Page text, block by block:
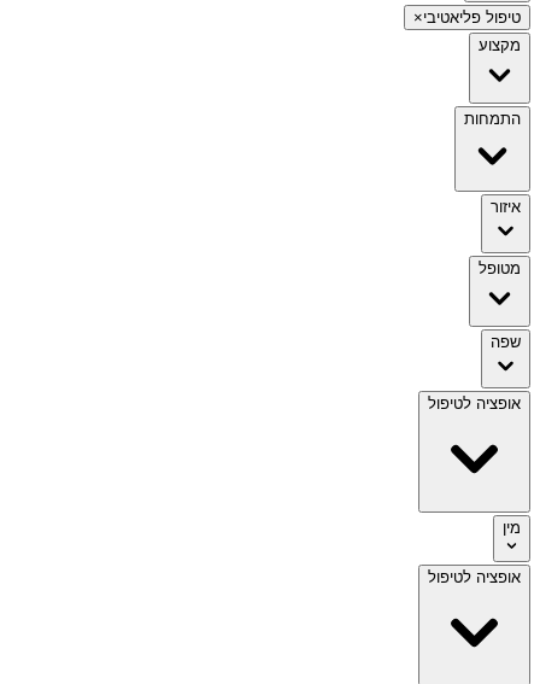
טיפול פליאטיבי×
מקצוע
התמחות
איזור
מטופל
שפה
אופציה לטיפול
מין
אופציה לטיפול